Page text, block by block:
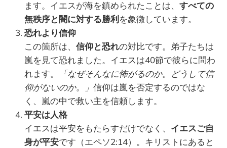
ます。イエスが海を鎮められたことは、 すべての
無秩序と闇に対する勝利 を象徴しています。
恐れより信仰
この箇所は、 信仰と恐れの対比です。弟子たちは
嵐を見て恐れました。イエスは40節で彼らに問わ
れます。
「なぜそんなに怖がるのか。どうして信
仰がないのか。」 信仰は嵐を否定するのではな
く、嵐の中で救い主を信頼します。
平安は人格
イエスは平安をもたらすだけでなく、 イエスご自
身が平安です（エペソ2:14）。キリストにあると